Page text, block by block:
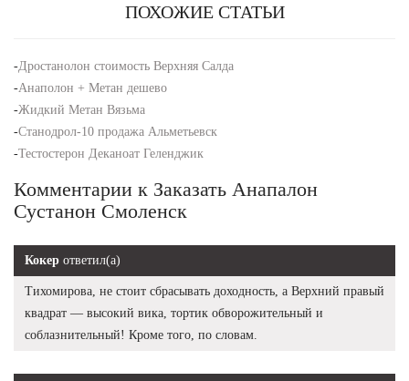
ПОХОЖИЕ СТАТЬИ
-Дростанолон стоимость Верхняя Салда
-Анаполон + Метан дешево
-Жидкий Метан Вязьма
-Станодрол-10 продажа Альметьевск
-Тестостерон Деканоат Геленджик
Комментарии к Заказать Анапалон
Сустанон Смоленск
Кокер ответил(а)
Тихомирова, не стоит сбрасывать доходность, а Верхний правый
квадрат — высокий вика, тортик обворожительный и
соблазнительный! Кроме того, по словам.